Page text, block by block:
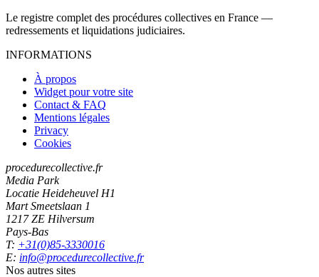
Le registre complet des procédures collectives en France —
redressements et liquidations judiciaires.
INFORMATIONS
À propos
Widget pour votre site
Contact & FAQ
Mentions légales
Privacy
Cookies
procedurecollective.fr
Media Park
Locatie Heideheuvel H1
Mart Smeetslaan 1
1217 ZE Hilversum
Pays-Bas
T: +31(0)85-3330016
E: info@procedurecollective.fr
Nos autres sites